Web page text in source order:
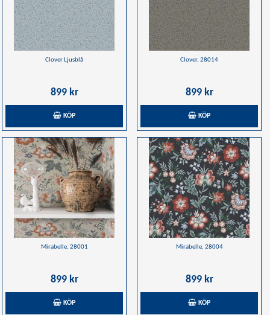
Clover Ljusblå
899 kr
KÖP
Clover, 28014
899 kr
KÖP
Mirabelle, 28001
899 kr
KÖP
Mirabelle, 28004
899 kr
KÖP